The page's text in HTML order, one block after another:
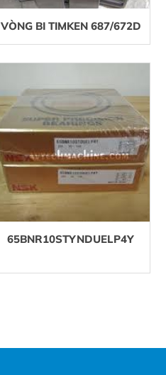
VÒNG BI TIMKEN 687/672D
65BNR10STYNDUELP4Y